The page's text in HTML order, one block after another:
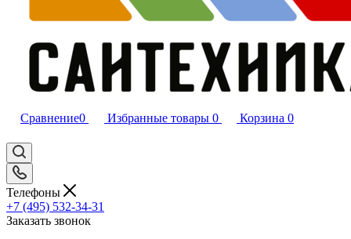
Сравнение0 Избранные товары 0 Корзина 0
Телефоны
+7 (495) 532‑34‑31
Заказать звонок